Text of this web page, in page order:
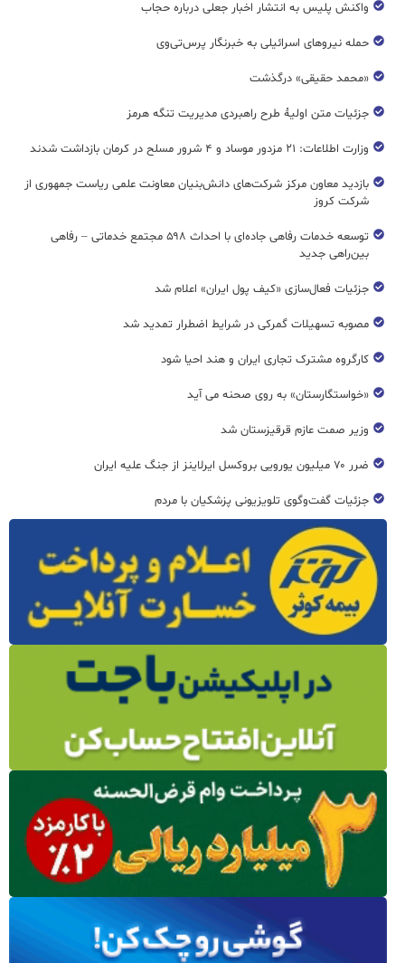
واکنش پلیس به انتشار اخبار جعلی درباره حجاب
حمله نیروهای اسرائیلی به خبرنگار پرس‌تی‌وی
«محمد حقیقی» درگذشت
جزئیات متن اولیۀ طرح راهبردی مدیریت تنگه هرمز
وزارت اطلاعات: ۲۱ مزدور موساد و ۴ شرور مسلح در کرمان بازداشت شدند
بازدید معاون مرکز شرکت‌های دانش‌بنیان معاونت علمی ریاست جمهوری از
شرکت کروز
توسعه خدمات رفاهی جاده‌ای با احداث ۵۹۸ مجتمع خدماتی – رفاهی
بین‌راهی جدید
جزئیات فعال‌سازی «کیف پول ایران» اعلام شد
مصوبه تسهیلات گمرکی در شرایط اضطرار تمدید شد
کارگروه مشترک تجاری ایران و هند احیا شود
«خواستگارستان» به روی صحنه می آید
وزیر صمت عازم قرقیزستان شد
ضرر ۷۰ میلیون یورویی بروکسل ایرلاینز از جنگ علیه ایران
جزئیات گفت‌وگوی تلویزیونی پزشکیان با مردم